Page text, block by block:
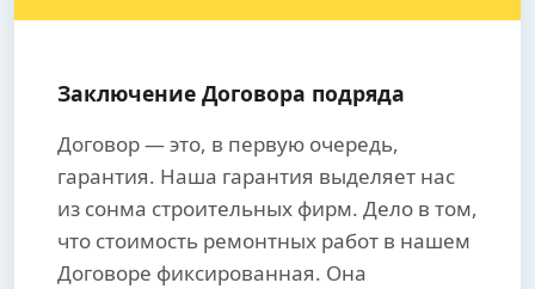
Заключение Договора подряда
Договор — это, в первую очередь,
гарантия. Наша гарантия выделяет нас
из сонма строительных фирм. Дело в том,
что стоимость ремонтных работ в нашем
Договоре фиксированная. Она